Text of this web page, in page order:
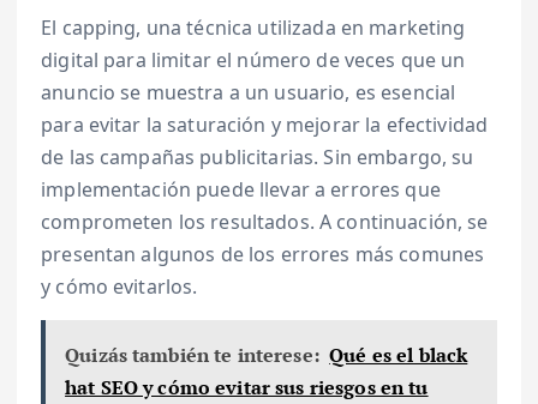
El capping, una técnica utilizada en marketing
digital para limitar el número de veces que un
anuncio se muestra a un usuario, es esencial
para evitar la saturación y mejorar la efectividad
de las campañas publicitarias. Sin embargo, su
implementación puede llevar a errores que
comprometen los resultados. A continuación, se
presentan algunos de los errores más comunes
y cómo evitarlos.
Quizás también te interese: Qué es el black
hat SEO y cómo evitar sus riesgos en tu